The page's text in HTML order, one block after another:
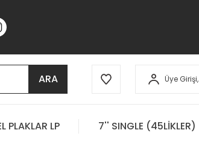
ARA Üye Girişi,
PLAKLAR LP 7'' SINGLE (45LİKLER)